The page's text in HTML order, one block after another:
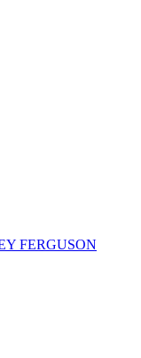
FERGUSON